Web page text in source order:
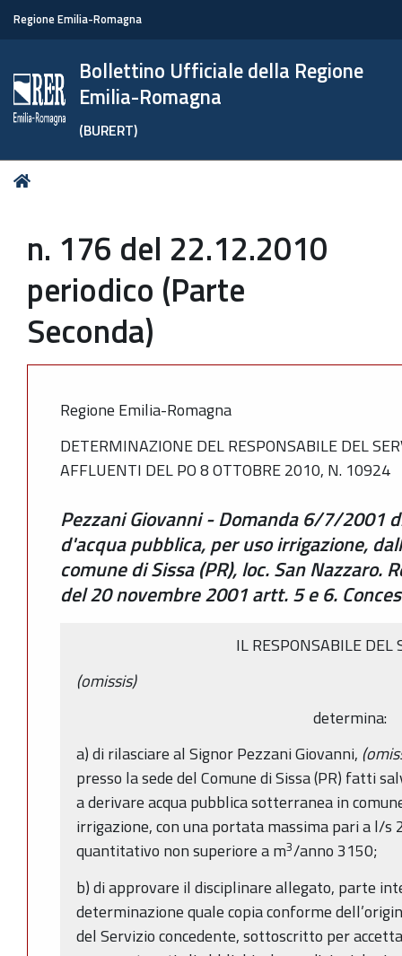
Regione Emilia-Romagna
Bollettino Ufficiale della Regione
Emilia-Romagna
(BURERT)
Tu
n. 176 del 22.12.2010
periodico (Parte
Seconda)
Regione Emilia-Romagna
DETERMINAZIONE DEL RESPONSABILE DEL
AFFLUENTI DEL PO 8 OTTOBRE 2010, N. 10924
Pezzani Giovanni - Domanda 6/7/2001
d'acqua pubblica, per uso irrigazione,
comune di Sissa (PR), loc. San Nazzaro.
del 20 novembre 2001 artt. 5 e 6.
IL RESPONSABILE DEL
(omissis)
determina:
a) di rilasciare al Signor Pezzani Giovanni,
presso la sede del Comune di Sissa (PR) fatti
a derivare acqua pubblica sotterranea in
irrigazione, con una portata massima pari a l/s
quantitativo non superiore a m3/anno 3150;
b) di approvare il disciplinare allegato, parte
determinazione quale copia conforme
del Servizio concedente, sottoscritto per